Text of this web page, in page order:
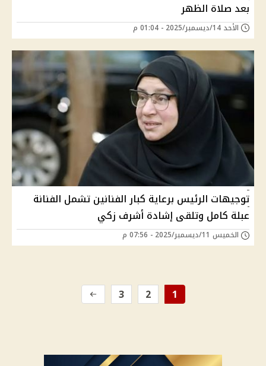
بعد صلاة الظهر
الأحد 14/ديسمبر/2025 - 01:04 م
توجيهات الرئيس برعاية كبار الفنانين تشمل الفنانة
عبلة كامل وتلقى إشادة أشرف زكي
الخميس 11/ديسمبر/2025 - 07:56 م
1
2
3